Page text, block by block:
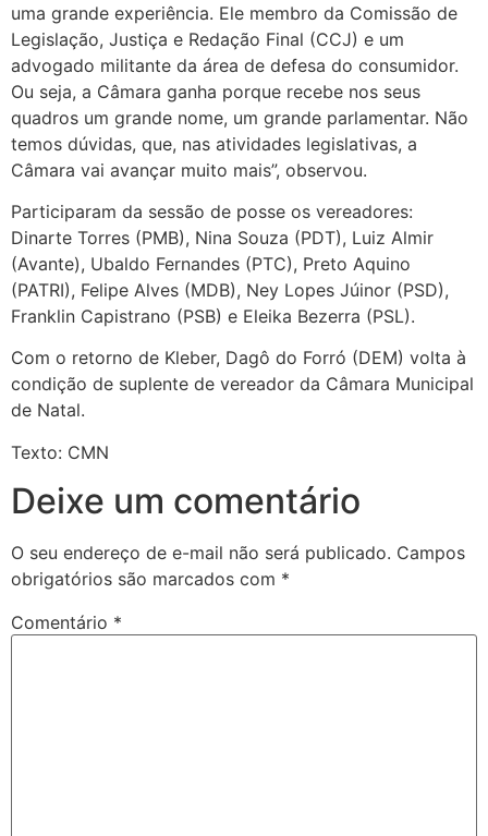
uma grande experiência. Ele membro da Comissão de
Legislação, Justiça e Redação Final (CCJ) e um
advogado militante da área de defesa do consumidor.
Ou seja, a Câmara ganha porque recebe nos seus
quadros um grande nome, um grande parlamentar. Não
temos dúvidas, que, nas atividades legislativas, a
Câmara vai avançar muito mais”, observou.
Participaram da sessão de posse os vereadores:
Dinarte Torres (PMB), Nina Souza (PDT), Luiz Almir
(Avante), Ubaldo Fernandes (PTC), Preto Aquino
(PATRI), Felipe Alves (MDB), Ney Lopes Júinor (PSD),
Franklin Capistrano (PSB) e Eleika Bezerra (PSL).
Com o retorno de Kleber, Dagô do Forró (DEM) volta à
condição de suplente de vereador da Câmara Municipal
de Natal.
Texto: CMN
Deixe um comentário
O seu endereço de e-mail não será publicado. Campos
obrigatórios são marcados com *
Comentário *